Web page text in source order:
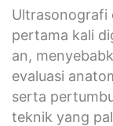
Ultrasonografi
pertama kali
an,
evaluasi
serta
teknik yang